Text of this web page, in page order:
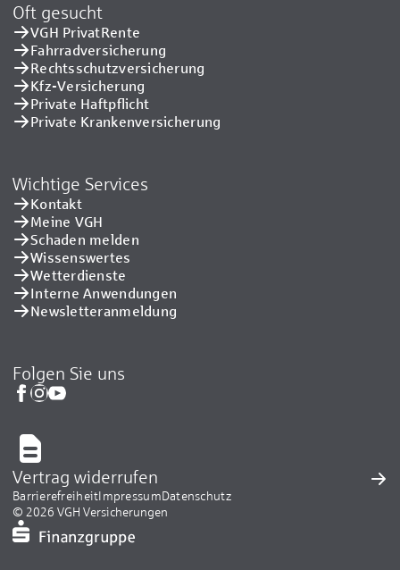
Oft gesucht
VGH PrivatRente
Fahrradversicherung
Rechtsschutzversicherung
Kfz-Versicherung
Private Haftpflicht
Private Kranken­versicherung
Wichtige Services
Kontakt
Meine VGH
Schaden melden
Wissenswertes
Wetterdienste
Interne Anwendungen
Newsletteranmeldung
Folgen Sie uns
Vertrag widerrufen
BarrierefreiheitImpressumDatenschutz
© 2026 VGH Versicherungen